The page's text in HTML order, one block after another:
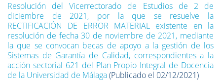
Resolución del Vicerrectorado de Estudios de 2 de
diciembre de 2021, por la que se resuelve la
RECTIFICACIÓN DE ERROR MATERIAL existente en la
resolución de fecha 30 de noviembre de 2021, mediante
la que se convocan becas de apoyo a la gestión de los
Sistemas de Garantía de Calidad, correspondientes a la
acción sectorial 621 del Plan Propio Integral de Docencia
de la Universidad de Málaga(Publicado el 02/12/2021)